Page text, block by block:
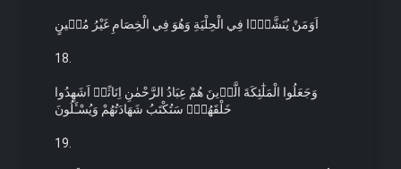
اَوَمَنْ يُنَشَّؤُ۬ا فِي الْحِلْيَةِ وَهُوَ فِي الْخِصَامِ غَيْرُ مُب۪ينٍ
18.
وَجَعَلُوا الْمَلٰٓئِكَةَ الَّذ۪ينَ هُمْ عِبَادُ الرَّحْمٰنِ اِنَاثًاۜ اَشَهِدُوا
خَلْقَهُمْۜ سَتُكْتَبُ شَهَادَتُهُمْ وَيُسْـَٔلُونَ
19.